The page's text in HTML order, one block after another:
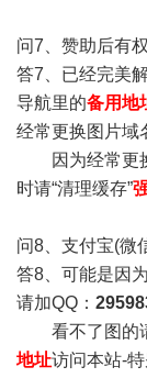
问7、赞助后有
答7、已经完美
导航里的备用地
经常更换图片域
因为经常更换
时请“清理缓存”
问8、支付宝(微
答8、可能是因
请加QQ：
看不了图的请
地址访问本站-